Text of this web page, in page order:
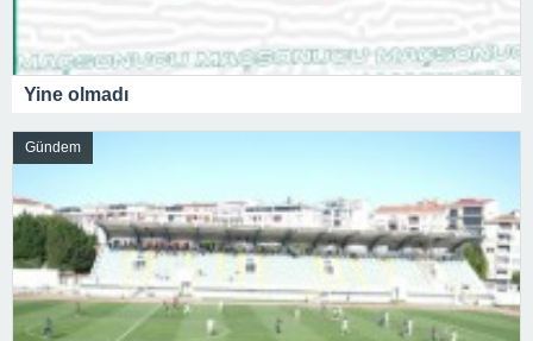
Yine olmadı
Gündem